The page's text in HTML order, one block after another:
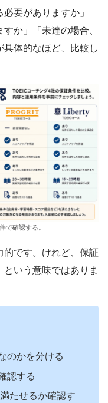
要がありますか」
か」「未達の場合、
体的なほど、比較し
で確認する。
です。けれど、保証
いう意味ではありま
のかを分ける
認する
たせるか確認す